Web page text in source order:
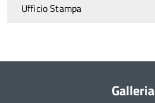
Ufficio Stampa
Galleria